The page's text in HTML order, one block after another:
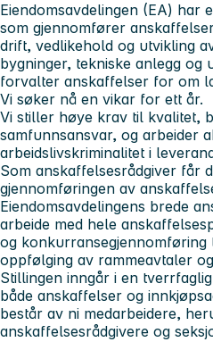
Eiendomsavdelingen (EA) har
som gjennomfører
drift, vedlikehold og utvikling
bygninger, tekniske anlegg og
forvalter anskaffelser for om
Vi søker nå en vikar for ett år.
Vi stiller høye krav til kvalitet,
samfunnsansvar, og arbeider
arbeidslivskriminalitet i
Som anskaffelsesrådgiver får
gjennomføringen av
Eiendomsavdelingens brede
arbeide med hele
og konkurransegjennomføring
oppfølging av rammeavtaler
Stillingen inngår i en
både anskaffelser og
består av ni medarbeidere,
anskaffelsesrådgivere og